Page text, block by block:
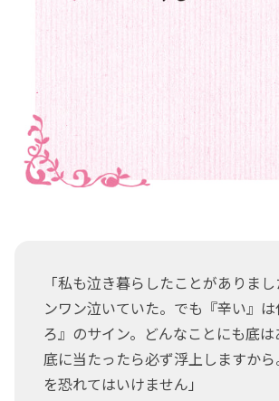
「私も泣き暮らしたことがありま
ンワン泣いていた。でも『辛い』
ろ』のサイン。どんなことにも底
底に当たったら必ず浮上しますから
を恐れてはいけません」